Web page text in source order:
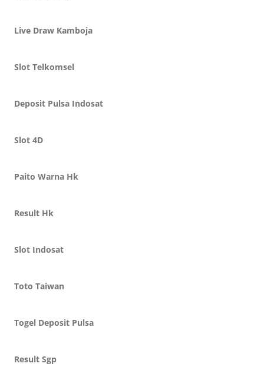
Live Draw Kamboja
Slot Telkomsel
Deposit Pulsa Indosat
Slot 4D
Paito Warna Hk
Result Hk
Slot Indosat
Toto Taiwan
Togel Deposit Pulsa
Result Sgp